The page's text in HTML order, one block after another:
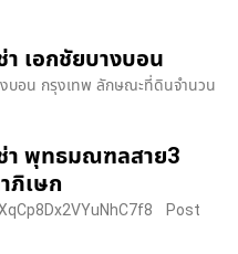
า เอกชัยบางบอน
บอน กรุงเทพ ลักษณะที่ดินจำนวน
ช่า พุทธมณฑลสาย3
ภิเษก
Post